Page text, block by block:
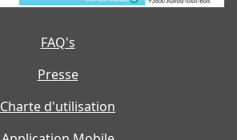
FAQ's
Presse
Charte d'utilisation